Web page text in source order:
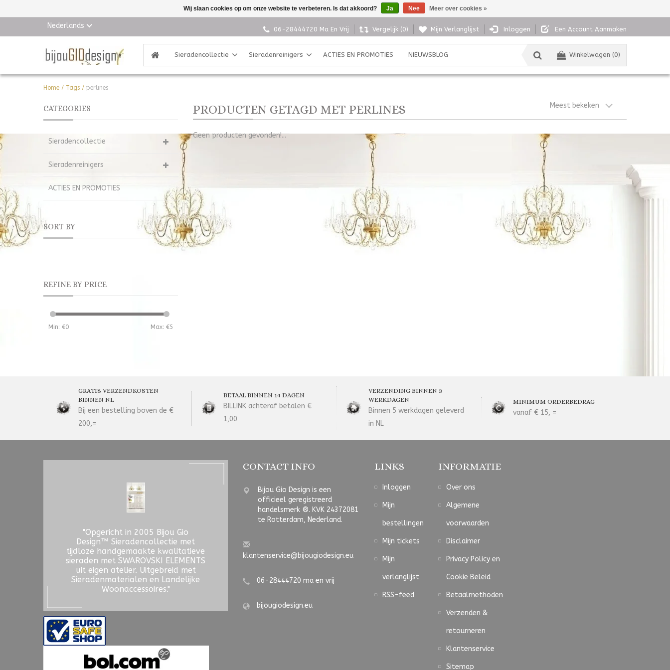
Nederlands 06-28444720 Ma En Vrij Vergelijk (0) Mijn Verlanglijst Inloggen Een Account Aanmaken
Winkelwagen (0)
Sieradencollectie Sieradenreinigers ACTIES EN PROMOTIES NIEUWSBLOG
Home / Tags / perlines
CATEGORIES
Sieradencollectie
Sieradenreinigers
ACTIES EN PROMOTIES
SORT BY
REFINE BY PRICE
Min: €0 Max: €5
PRODUCTEN GETAGD MET PERLINES Meest bekeken
Geen producten gevonden!...
GRATIS VERZENDKOSTEN
BINNEN NL
Bij een bestelling boven de €
200,=
BETAAL BINNEN 14 DAGEN
BILLINK achteraf betalen €
1,00
VERZENDING BINNEN 3
WERKDAGEN
Binnen 5 werkdagen geleverd
in NL
MINIMUM ORDERBEDRAG
vanaf € 15, =
"Opgericht in 2005 Bijou Gio
Design™ Sieradencollectie met
tijdloze handgemaakte kwalitatieve
sieraden met SWAROVSKI ELEMENTS
uit eigen atelier. Uitgebreid met
Sieradenmaterialen en Landelijke
Woonaccessoires."
CONTACT INFO
Bijou Gio Design is een
officieel geregistreerd
handelsmerk ®. KVK 24372081
te Rotterdam, Nederland.
klantenservice@bijougiodesign.eu
06-28444720 ma en vrij
bijougiodesign.eu
LINKS
Inloggen
Mijn
bestellingen
Mijn tickets
Mijn
verlanglijst
RSS-feed
INFORMATIE
Over ons
Algemene
voorwaarden
Disclaimer
Privacy Policy en
Cookie Beleid
Betaalmethoden
Verzenden &
retourneren
Klantenservice
Sitemap
Wij slaan cookies op om onze website te verbeteren. Is dat akkoord? Ja Nee Meer over cookies »